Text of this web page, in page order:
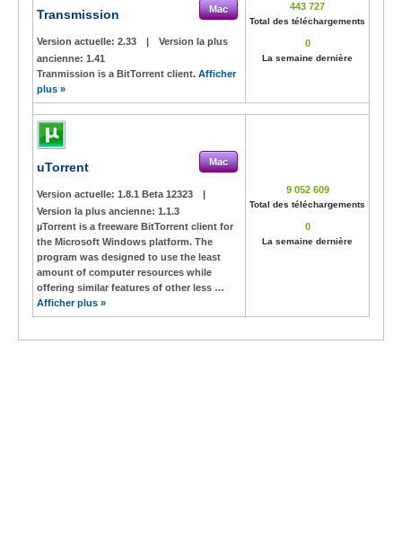
Transmission Mac
Version actuelle: 2.33 |
Version la plus
ancienne: 1.41
Tranmission is a BitTorrent client. Afficher
plus »
443 727
Total des téléchargements
0
La semaine dernière
uTorrent Mac
Version actuelle: 1.8.1 Beta 12323
|
Version la plus ancienne: 1.1.3
µTorrent is a freeware BitTorrent client for
the Microsoft Windows platform. The
program was designed to use the least
amount of computer resources while
offering similar features of other less …
Afficher plus »
9 052 609
Total des téléchargements
0
La semaine dernière